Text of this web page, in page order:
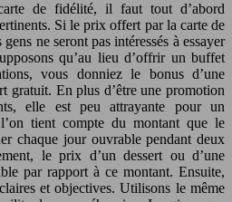
de fidélité, il faut tout d’abord
Si le prix offert par la carte de
ne seront pas intéressés à essayer
qu’au lieu d’offrir un buffet
vous donniez le bonus d’une
gratuit. En plus d’être une promotion
elle est peu attrayante pour un
tient compte du montant que le
chaque jour ouvrable pendant deux
le prix d’un dessert ou d’une
par rapport à ce montant. Ensuite,
et objectives. Utilisons le même